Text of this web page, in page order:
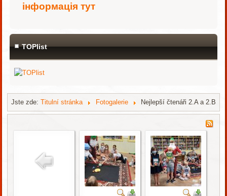
інформація тут
TOPlist
Jste zde:Titulní stránka Fotogalerie Nejlepší čtenáři 2.A a 2.B